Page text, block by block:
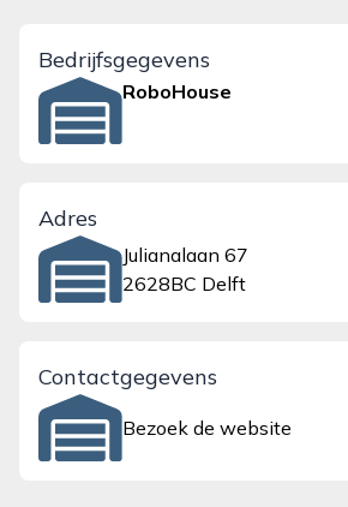
Bedrijfsgegevens
RoboHouse
Adres
Julianalaan 67
2628BC Delft
Contactgegevens
Bezoek de website